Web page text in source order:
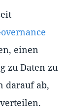
einen
zu Daten zu
darauf ab,